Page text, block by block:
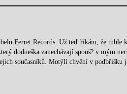
Ferret Records. Už teď říkám, že tuhle
dodneška zanechávají spouš? v mým
současníků. Motýlí chvění v